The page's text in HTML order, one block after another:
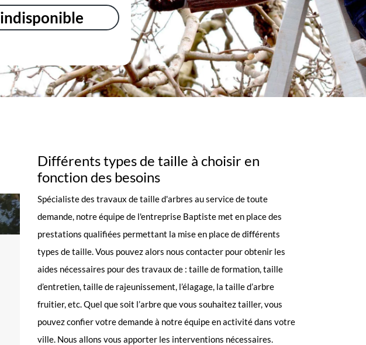
indisponible
Différents types de taille à choisir en
fonction des besoins
Spécialiste des travaux de taille d'arbres au service de toute
demande, notre équipe de l'entreprise Baptiste met en place des
prestations qualifiées permettant la mise en place de différents
types de taille. Vous pouvez alors nous contacter pour obtenir les
aides nécessaires pour des travaux de : taille de formation, taille
d’entretien, taille de rajeunissement, l’élagage, la taille d’arbre
fruitier, etc. Quel que soit l’arbre que vous souhaitez tailler, vous
pouvez confier votre demande à notre équipe en activité dans votre
ville. Nous allons vous apporter les interventions nécessaires.